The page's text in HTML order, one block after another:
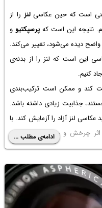
است که حین عکاسیلنز را از
نتیجه این است که پرسپکتیو و
دیده می‌شود، تغییر می‌کند.
این است که لنز را از بدنه‌ی
کنیم.
کند و ممکن است ترکیب‌بندی
جذابیت زیادی داشته باشد.
لنز آزاد را آزمایش کند. با
چرخش و جابجایی لنز ایجاد
بلند را خنثی و در عین
تجربه کرد.
و چند نمونه تصویر جالب را بررسی
ادامه‌ی مطلب ...